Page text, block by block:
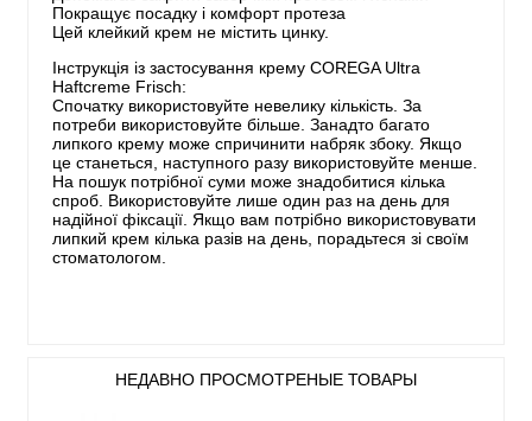
Покращує посадку і комфорт протеза
Цей клейкий крем не містить цинку.
Інструкція із застосування крему COREGA Ultra
Haftcreme Frisch:
Спочатку використовуйте невелику кількість. За
потреби використовуйте більше. Занадто багато
липкого крему може спричинити набряк збоку. Якщо
це станеться, наступного разу використовуйте менше.
На пошук потрібної суми може знадобитися кілька
спроб. Використовуйте лише один раз на день для
надійної фіксації. Якщо вам потрібно використовувати
липкий крем кілька разів на день, порадьтеся зі своїм
стоматологом.
НЕДАВНО ПРОСМОТРЕНЫЕ ТОВАРЫ